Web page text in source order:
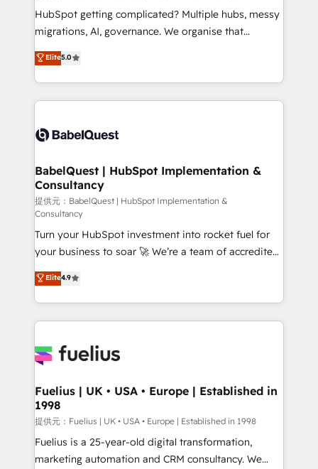
and implementation. - Pre-built and custom
integrations across your full tech stack. - Custom
- Dashboards, lifecycle campaigns, and lead
nurturing sequences. - Cross-hub setup across
scalable retainers. Let’s make HubSpot your most
powerful growth engine. Built to convert, scale, and
HubSpot getting complicated? Multiple hubs, messy
migrations, AI, governance. We organise that
complexity, so your team can put HubSpot to work...
Welcome to our Profile! We help with: • CRM
implementation, reports, workflows, and team
training • CRM migration from Salesforce, Pipedrive,
custom API integrations • AI governance for
Boutique 'Elite' team of 12 • 150+ clients across Sales
Hub, Marketing Hub, Service Hub, Data Hub and
CMS • ISO/IEC 27001:2022, ISO 9001:2015, and ISO
42001:2023 certified - the AI management standard •
GuardHub: our AI governance framework, built on
ISO 42001 Ready for the next step? Click the 👈
'𝗖𝗼𝗻𝘁𝗮𝗰𝘁 𝗯𝘂𝘀𝗶𝗻𝗲𝘀𝘀' button to get in touch (𝘸𝘦'𝘳𝘦
𝘴𝘶𝘱𝘦𝘳 𝘳𝘦𝘴𝘱𝘰𝘯𝘴𝘪𝘷𝘦)
Elite5.0
BabelQuest | HubSpot Implementation &
Consultancy
提供元：BabelQuest | HubSpot Implementation &
Consultancy
Turn your HubSpot investment into rocket fuel for
your business to soar 🚀 We’re a team of accredited
HubSpot experts ready to help you. We can
implement the platform into complex business
environments, optimise what you've got and make
sure you can actually use it, build your website in
for you and execute it on HubSpot. We are on the
framework, meaning we've been accredited by
HubSpot and vetted by the CCS, which means we
can support public sector companies as well the
other ones listed in our profile. Our services: -
HubSpot implementation - HubSpot CMS website
Elite4.9
Fuelius | UK • USA • Europe | Established in
1998
提供元：Fuelius | UK • USA • Europe | Established in 1998
Fuelius is a 25-year-old digital transformation,
marketing automation and CRM consultancy. We